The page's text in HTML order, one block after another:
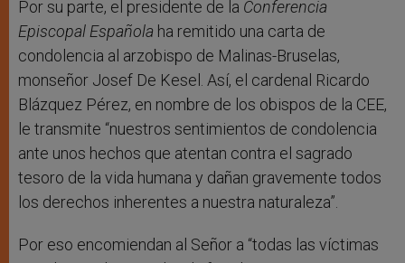
Por su parte, e l presidente de la Conferencia
Episcopal Española ha remitido una carta de
condolencia al arzobispo de Malinas-Bruselas,
monseñor Josef De Kesel. Así, el cardenal Ricardo
Blázquez Pérez, en nombre de los obispos de la CEE,
le transmite “nuestros sentimientos de condolencia
ante unos hechos que atentan contra el sagrado
tesoro de la vida humana y dañan gravemente todos
los derechos inherentes a nuestra naturaleza”.
Por eso encomiendan al Señor a “todas las víctimas